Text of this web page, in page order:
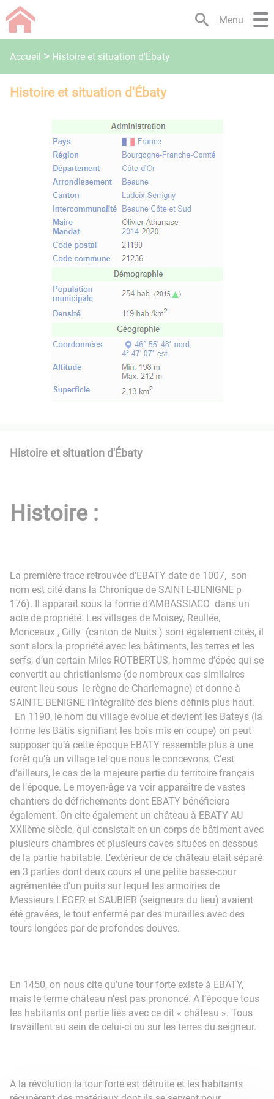
Lien
d'accès
rapide
menu
Lien
d'accès
rapide
contenu
principal
Lien
d'accès
rapide
recherche
Lien
d'accès
rapide
pied
de
page
Menu
Accueil Histoire et situation d'Ébaty
Histoire et situation d'Ébaty
Histoire et situation d'Ébaty
Histoire :
La première trace retrouvée d’EBATY date de 1007, son
nom est cité dans la Chronique de SAINTE-BENIGNE p
176). Il apparaît sous la forme d’AMBASSIACO dans un
acte de propriété. Les villages de Moisey, Reullée,
Monceaux , Gilly (canton de Nuits ) sont également cités, il
sont alors la propriété avec les bâtiments, les terres et les
serfs, d’un certain Miles ROTBERTUS, homme d’épée qui se
convertit au christianisme (de nombreux cas similaires
eurent lieu sous le règne de Charlemagne) et donne à
SAINTE-BENIGNE l’intégralité des biens définis plus haut.
En 1190, le nom du village évolue et devient les Bateys (la
forme les Bâtis signifiant les bois mis en coupe) on peut
supposer qu’à cette époque EBATY ressemble plus à une
forêt qu’à un village tel que nous le concevons. C’est
d’ailleurs, le cas de la majeure partie du territoire français
de l’époque. Le moyen-âge va voir apparaître de vastes
chantiers de défrichements dont EBATY bénéficiera
également. On cite également un château à EBATY AU
XXIIème siècle, qui consistait en un corps de bâtiment avec
plusieurs chambres et plusieurs caves situées en dessous
de la partie habitable. L’extérieur de ce château était séparé
en 3 parties dont deux cours et une petite basse-cour
agrémentée d’un puits sur lequel les armoiries de
Messieurs LEGER et SAUBIER (seigneurs du lieu) avaient
été gravées, le tout enfermé par des murailles avec des
tours longées par de profondes douves.
En 1450, on nous cite qu’une tour forte existe à EBATY,
mais le terme château n’est pas prononcé. A l’époque tous
les habitants ont partie liés avec ce dit « château ». Tous
travaillent au sein de celui-ci ou sur les terres du seigneur.
A la révolution la tour forte est détruite et les habitants
Panneau de gestion des cookies